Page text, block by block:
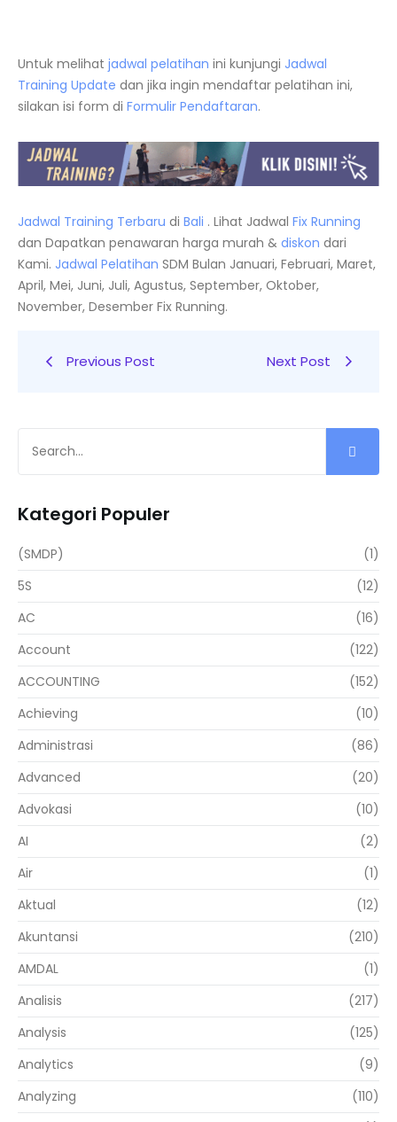
Untuk melihat jadwal pelatihan ini kunjungi Jadwal
Training Update dan jika ingin mendaftar pelatihan ini,
silakan isi form di Formulir Pendaftaran.
Jadwal Training Terbaru di Bali . Lihat Jadwal Fix Running
dan Dapatkan penawaran harga murah & diskon dari
Kami. Jadwal Pelatihan SDM Bulan Januari, Februari, Maret,
April, Mei, Juni, Juli, Agustus, September, Oktober,
November, Desember Fix Running.
Previous Post Next Post
Kategori Populer
(SMDP)
(1)
5S
(12)
AC
(16)
Account
(122)
ACCOUNTING
(152)
Achieving
(10)
Administrasi
(86)
Advanced
(20)
Advokasi
(10)
AI
(2)
Air
(1)
Aktual
(12)
Akuntansi
(210)
AMDAL
(1)
Analisis
(217)
Analysis
(125)
Analytics
(9)
Analyzing
(110)